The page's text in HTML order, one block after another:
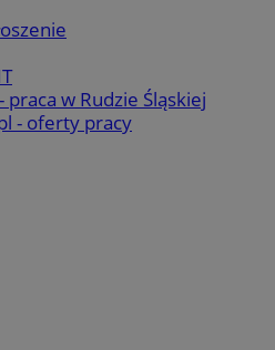
praca w Rudzie Śląskiej
- oferty pracy